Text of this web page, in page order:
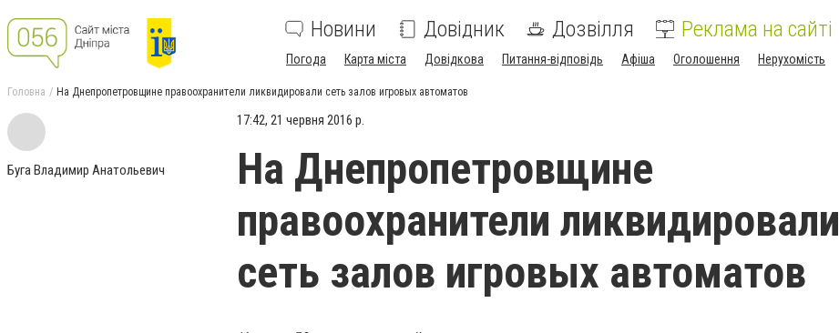
Новини Довідник Дозвілля Реклама на сайті
Погода Карта міста Довідкова Питання-відповідь Афіша Оголошення Нерухомість
Головна На Днепропетровщине правоохранители ликвидировали сеть залов игровых автоматов
Буга Владимир Анатольевич
17:42, 21 червня 2016 р.
На Днепропетровщине
правоохранители ликвидировали
сеть залов игровых автоматов